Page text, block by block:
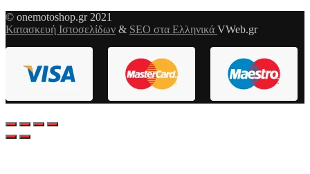
© onemotoshop.gr 2021
Κατασκευή Ιστοσελίδων & SEO στα Ελληνικά VWeb.gr